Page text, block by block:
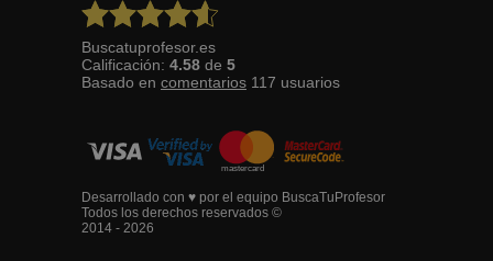
Buscatuprofesor.es
Calificación: 4.58 de 5
Basado en comentarios 117 usuarios
Desarrollado con ♥ por el equipo BuscaTuProfesor
Todos los derechos reservados ©
2014 - 2026